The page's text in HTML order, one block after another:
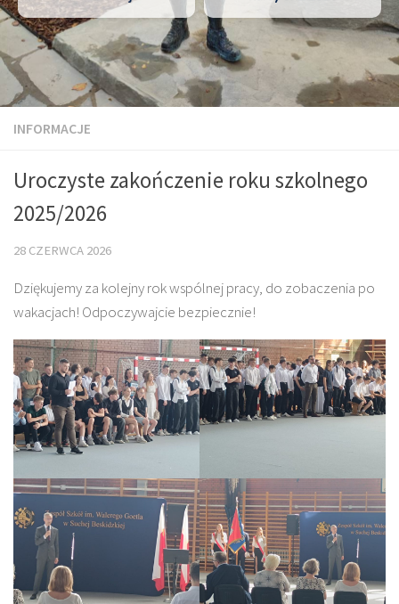
INFORMACJE
Uroczyste zakończenie roku szkolnego
2025/2026
28 CZERWCA 2026
Dziękujemy za kolejny rok wspólnej pracy, do zobaczenia po
wakacjach! Odpoczywajcie bezpiecznie!